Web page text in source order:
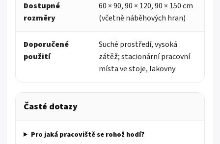
Dostupné
rozměry
60 × 90, 90 × 120, 90 × 150 cm
(včetně náběhových hran)
Doporučené
použití
Suché prostředí, vysoká
zátěž; stacionární pracovní
místa ve stoje, lakovny
Časté dotazy
Pro jaká pracoviště se rohož hodí?